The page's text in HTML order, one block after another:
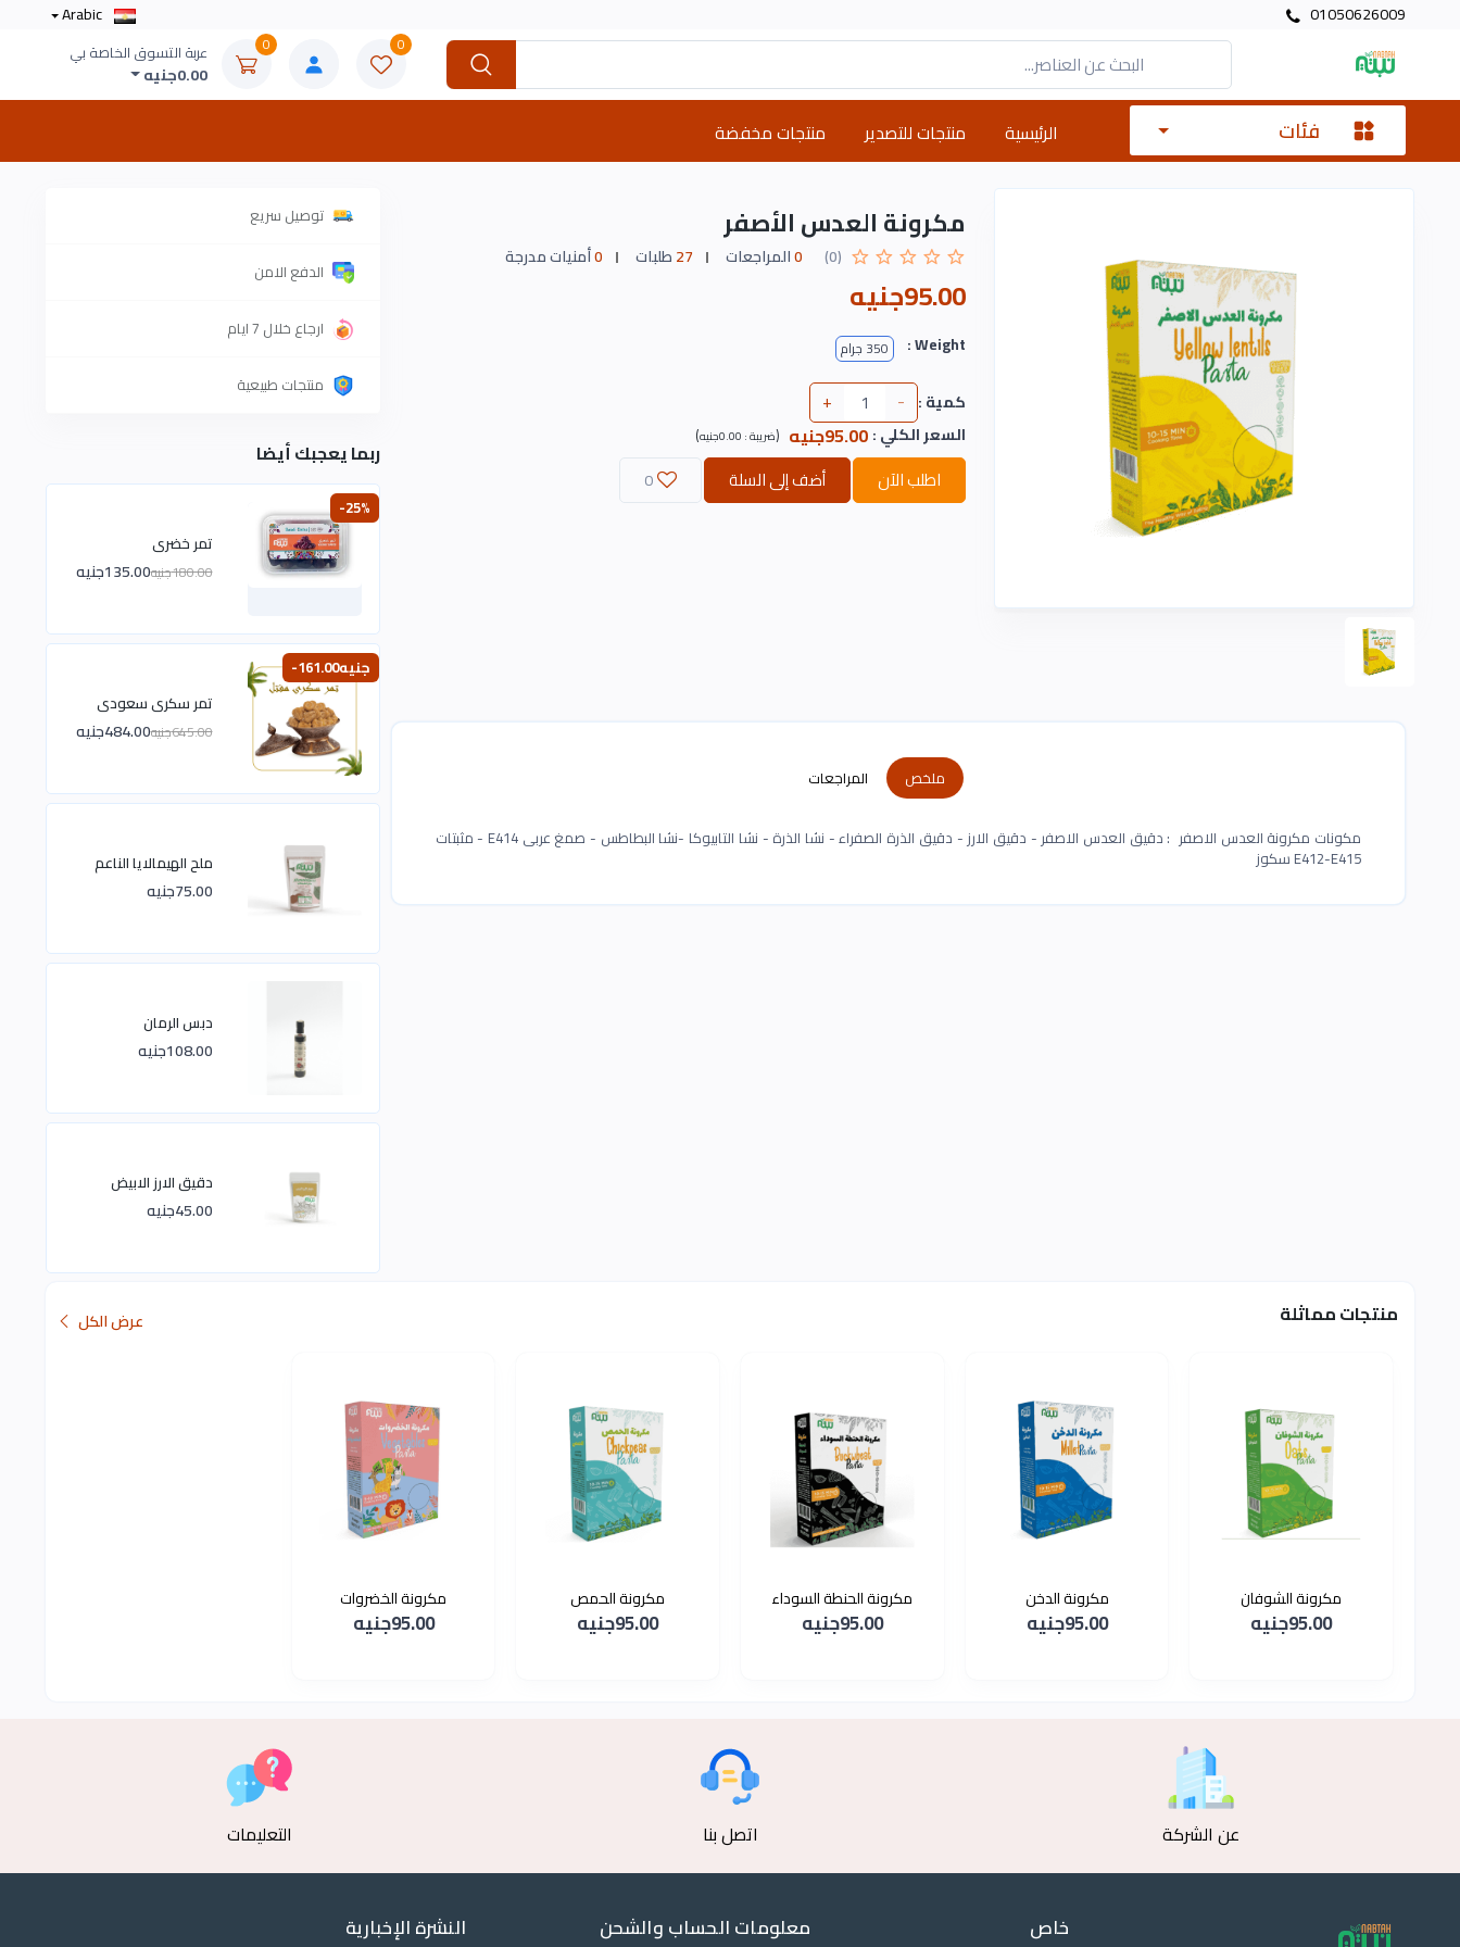
01050626009
0
0 عربة التسوق الخاصة بي
0.00جنيه
فئات الرئيسية منتجات للتصدير منتجات مخفضة
مكرونة العدس الأصفر
(0)
0المراجعات 27طلبات 0أمنيات مدرجة
95.00جنيه
Weight : 350 جرام
كمية : -
+
السعر الكلي:95.00جنيه (ضريبة : 0.00جنيه )
اطلب الآن أضف إلى السلة 0
ملخص المراجعات
مكونات مكرونة العدس الاصفر : دقيق العدس الاصفر - دقيق الارز - دقيق الذرة الصفراء - نشا الذرة - نشا التابيوكا -نشا البطاطس - صمغ عربى E414 - مثبتات
E412-E415 سكوز
توصيل سريع
الدفع الامن
ارجاع خلال 7 ايام
منتجات طبيعية
ربما يعجبك أيضا
-25%
تمر خضرى
180.00جنيه 135.00جنيه
-161.00جنيه
تمر سكرى سعودى
645.00جنيه 484.00جنيه
ملح الهيمالايا الناعم
75.00جنيه
دبس الرمان
108.00جنيه
دقيق الارز الابيض
45.00جنيه
منتجات مماثلة عرض الكل
مكرونة الشوفان
95.00جنيه
مكرونة الدخن
95.00جنيه
مكرونة الحنطة السوداء
95.00جنيه
مكرونة الحمص
95.00جنيه
مكرونة الخضروات
95.00جنيه
عن الشركة اتصل بنا التعليمات
خاص معلومات الحساب والشحن النشرة الإخبارية